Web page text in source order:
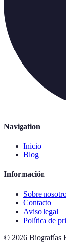
Navigation
Inicio
Blog
Información
Sobre
Contacto
Aviso legal
Política de
© 2026 Biografías